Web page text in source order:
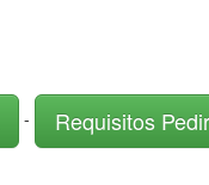
- Requisitos